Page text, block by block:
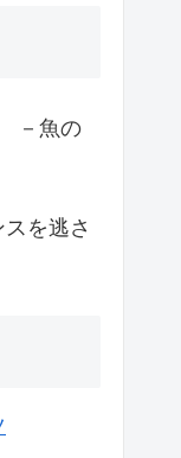
－魚の
を逃さ